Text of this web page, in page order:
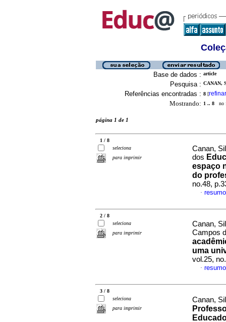
Base de dados : article
Pesquisa : CANAN,
Referências encontradas : 8 [refinar
Mostrando: 1 .. 8 no
página 1 de 1
1 / 8
seleciona
para imprimir
Canan,
dos
espaço
do
no.48,
·
2 / 8
seleciona
para imprimir
Canan,
Campos
uma
vol.25,
·
3 / 8
seleciona
para imprimir
Canan,